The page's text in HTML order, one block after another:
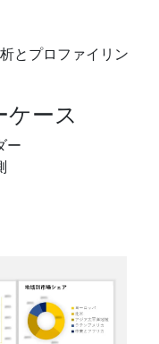
とプロファイリン
ース
ー